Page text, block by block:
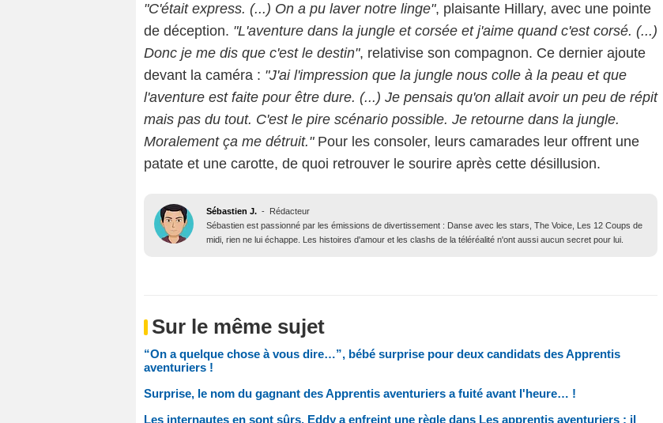
"C'était express. (...) On a pu laver notre linge", plaisante Hillary, avec une pointe
de déception. "L'aventure dans la jungle et corsée et j'aime quand c'est corsé. (...)
Donc je me dis que c'est le destin", relativise son compagnon. Ce dernier ajoute
devant la caméra : "J'ai l'impression que la jungle nous colle à la peau et que
l'aventure est faite pour être dure. (...) Je pensais qu'on allait avoir un peu de répit
mais pas du tout. C'est le pire scénario possible. Je retourne dans la jungle.
Moralement ça me détruit."Pour les consoler, leurs camarades leur offrent une
patate et une carotte, de quoi retrouver le sourire après cette désillusion.
Sébastien J. - Rédacteur
Sébastien est passionné par les émissions de divertissement : Danse avec les stars, The Voice, Les 12 Coups de
midi, rien ne lui échappe. Les histoires d'amour et les clashs de la téléréalité n'ont aussi aucun secret pour lui.
Sur le même sujet
“On a quelque chose à vous dire…”, bébé surprise pour deux candidats des Apprentis
aventuriers !
Surprise, le nom du gagnant des Apprentis aventuriers a fuité avant l'heure… !
Les internautes en sont sûrs, Eddy a enfreint une règle dans Les apprentis aventuriers : il